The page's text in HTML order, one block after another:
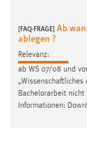
[FAQ-FRAGE] Ab
ablegen ?
Relevanz:
ab WS 07/08 und
Bachelorarbeit nicht
Informationen:
Cookie Laufzeit:
30 Tage
Chat
Name:
MibewSessionID,
chat-frame-style-